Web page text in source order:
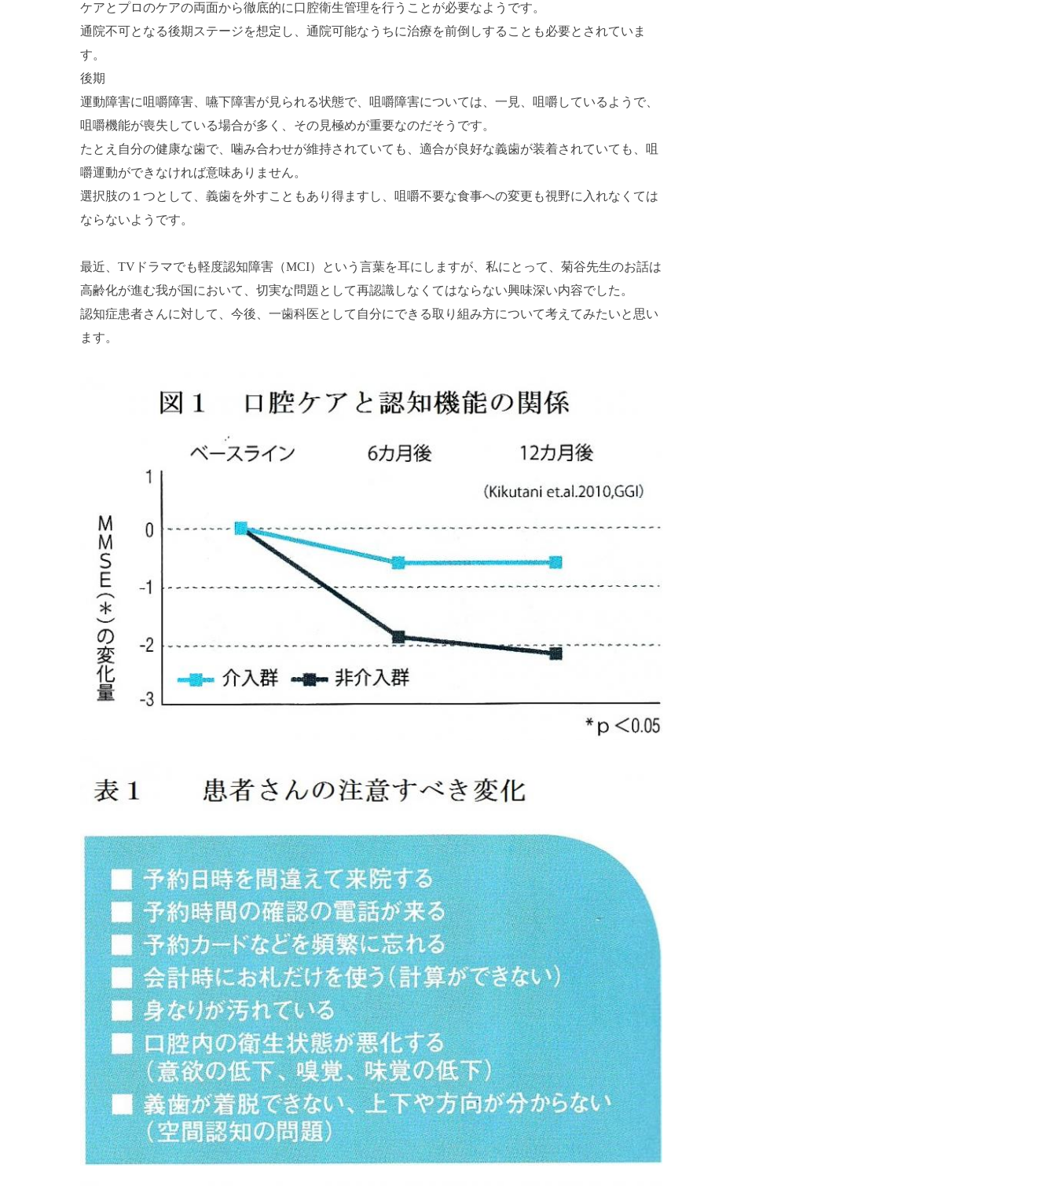
ケアとプロのケアの両面から徹底的に口腔衛生管理を行うことが必要なようです。
通院不可となる後期ステージを想定し、通院可能なうちに治療を前倒しすることも必要とされていま
す。
後期
運動障害に咀嚼障害、嚥下障害が見られる状態で、咀嚼障害については、一見、咀嚼しているようで、
咀嚼機能が喪失している場合が多く、その見極めが重要なのだそうです。
たとえ自分の健康な歯で、噛み合わせが維持されていても、適合が良好な義歯が装着されていても、咀
嚼運動ができなければ意味ありません。
選択肢の１つとして、義歯を外すこともあり得ますし、咀嚼不要な食事への変更も視野に入れなくては
ならないようです。
最近、 TV ドラマでも軽度認知障害（MCI）という言葉を耳にしますが、私にとって、菊谷先生のお話は
高齢化が進む我が国において、切実な問題として再認識しなくてはならない興味深い内容でした。
認知症患者さんに対して、今後、一歯科医として自分にできる取り組み方について考えてみたいと思い
ます。